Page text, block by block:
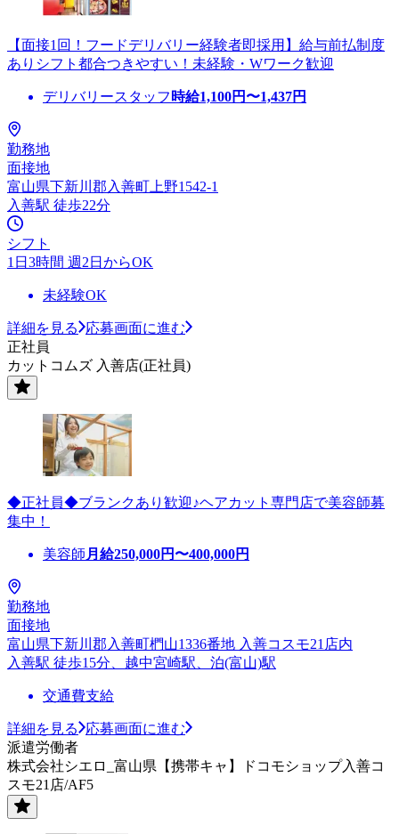
【面接1回！フードデリバリー経験者即採用】給与前払制度
ありシフト都合つきやすい！未経験・Wワーク歓迎
デリバリースタッフ 時給1,100円〜1,437円
勤務地
面接地
富山県下新川郡入善町上野1542-1
入善駅 徒歩22分
シフト
1日3時間 週2日からOK
未経験OK
詳細を見る
応募画面に進む
正社員
カットコムズ 入善店(正社員)
◆正社員◆ブランクあり歓迎♪ヘアカット専門店で美容師募
集中！
美容師 月給250,000円〜400,000円
勤務地
面接地
富山県下新川郡入善町椚山1336番地 入善コスモ21店内
入善駅 徒歩15分、越中宮崎駅、泊(富山)駅
交通費支給
詳細を見る
応募画面に進む
派遣労働者
株式会社シエロ_富山県【携帯キャ】ドコモショップ入善コ
スモ21店/AF5